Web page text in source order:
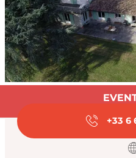
Opening+33 6